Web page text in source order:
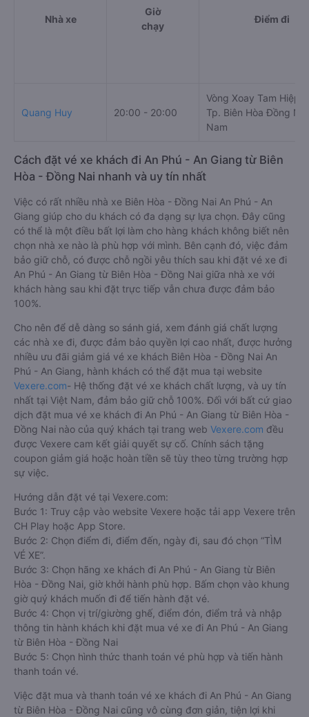
Nhà xe
Giờ
chạy
Điểm đi
Quang Huy 20:00 - 20:00
Vòng Xoay Tam Hiệp
Tp. Biên Hòa Đồng
Nam
Cách đặt vé xe khách đi An Phú - An Giang từ Biên
Hòa - Đồng Nai nhanh và uy tín nhất
Việc có rất nhiều nhà xe Biên Hòa - Đồng Nai An Phú - An
Giang giúp cho du khách có đa dạng sự lựa chọn. Đây cũng
có thể là một điều bất lợi làm cho hàng khách không biết nên
chọn nhà xe nào là phù hợp với mình. Bên cạnh đó, việc đảm
bảo giữ chỗ, có được chỗ ngồi yêu thích sau khi đặt vé xe đi
An Phú - An Giang từ Biên Hòa - Đồng Nai giữa nhà xe với
khách hàng sau khi đặt trực tiếp vẫn chưa được đảm bảo
100%.
Cho nên để dễ dàng so sánh giá, xem đánh giá chất lượng
các nhà xe đi, được đảm bảo quyền lợi cao nhất, được hưởng
nhiều ưu đãi giảm giá vé xe khách Biên Hòa - Đồng Nai An
Phú - An Giang, hành khách có thể đặt mua tại website
Vexere.com- Hệ thống đặt vé xe khách chất lượng, và uy tín
nhất tại Việt Nam, đảm bảo giữ chỗ 100%. Đối với bất cứ giao
dịch đặt mua vé xe khách đi An Phú - An Giang từ Biên Hòa -
Đồng Nai nào của quý khách tại trang web Vexere.com đều
được Vexere cam kết giải quyết sự cố. Chính sách tặng
coupon giảm giá hoặc hoàn tiền sẽ tùy theo từng trường hợp
sự việc.
Hướng dẫn đặt vé tại Vexere.com:
Bước 1: Truy cập vào website Vexere hoặc tải app Vexere trên
CH Play hoặc App Store.
Bước 2: Chọn điểm đi, điểm đến, ngày đi, sau đó chọn “TÌM
VÉ XE”.
Bước 3: Chọn hãng xe khách đi An Phú - An Giang từ Biên
Hòa - Đồng Nai, giờ khởi hành phù hợp. Bấm chọn vào khung
giờ quý khách muốn đi để tiến hành đặt vé.
Bước 4: Chọn vị trí/giường ghế, điểm đón, điểm trả và nhập
thông tin hành khách khi đặt mua vé xe đi An Phú - An Giang
từ Biên Hòa - Đồng Nai
Bước 5: Chọn hình thức thanh toán vé phù hợp và tiến hành
thanh toán vé.
Việc đặt mua và thanh toán vé xe khách đi An Phú - An Giang
từ Biên Hòa - Đồng Nai cũng vô cùng đơn giản, tiện lợi khi